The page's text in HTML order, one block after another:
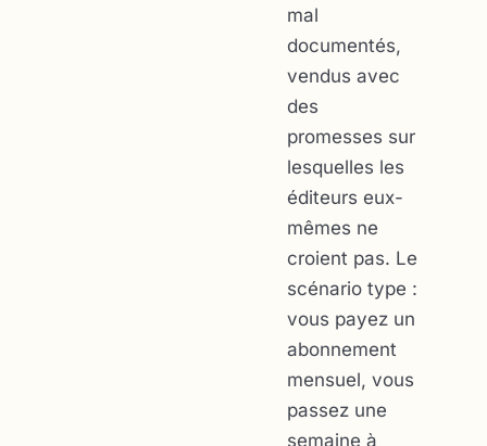
mal
documentés,
vendus avec
des
promesses sur
lesquelles les
éditeurs eux-
mêmes ne
croient pas. Le
scénario type :
vous payez un
abonnement
mensuel, vous
passez une
semaine à